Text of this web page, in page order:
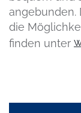
angebunden.
die
finden unter